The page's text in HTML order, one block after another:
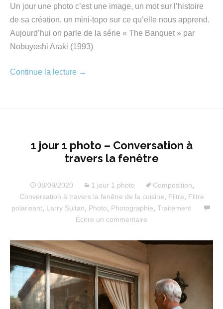
Un jour une photo c’est une image, un mot sur l’histoire
de sa création, un mini-topo sur ce qu’elle nous apprend.
Aujourd’hui on parle de la série « The Banquet » par
Nobuyoshi Araki (1993)
Continue la lecture →
1 jour 1 photo – Conversation à
travers la fenêtre
08/09/2020 1 jour 1 photo Composition
Conversation à travers la fenêtre de la cuisine
Filtre
Filtre
polarisant, Larry Sultan Photo Photographie Traitement
Écrire un commentaire